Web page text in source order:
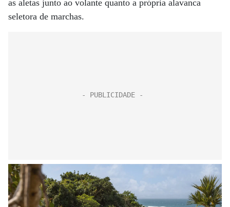
as aletas junto ao volante quanto a própria alavanca
seletora de marchas.